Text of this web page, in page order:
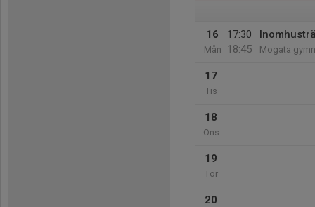
16
Mån
17:30
18:45
Mogata
17
Tis
18
Ons
19
Tor
20